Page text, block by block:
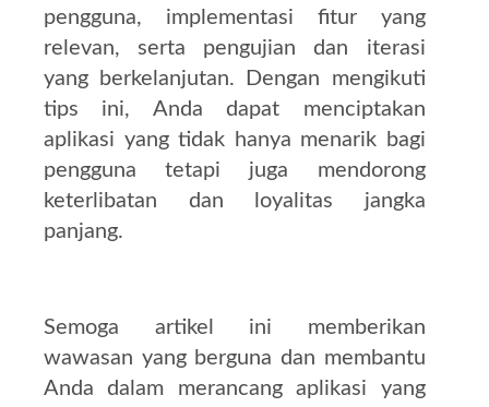
pengguna, implementasi fitur yang
relevan, serta pengujian dan iterasi
yang berkelanjutan. Dengan mengikuti
tips ini, Anda dapat menciptakan
aplikasi yang tidak hanya menarik bagi
pengguna tetapi juga mendorong
keterlibatan dan loyalitas jangka
panjang.
Semoga artikel ini memberikan
wawasan yang berguna dan membantu
Anda dalam merancang aplikasi yang